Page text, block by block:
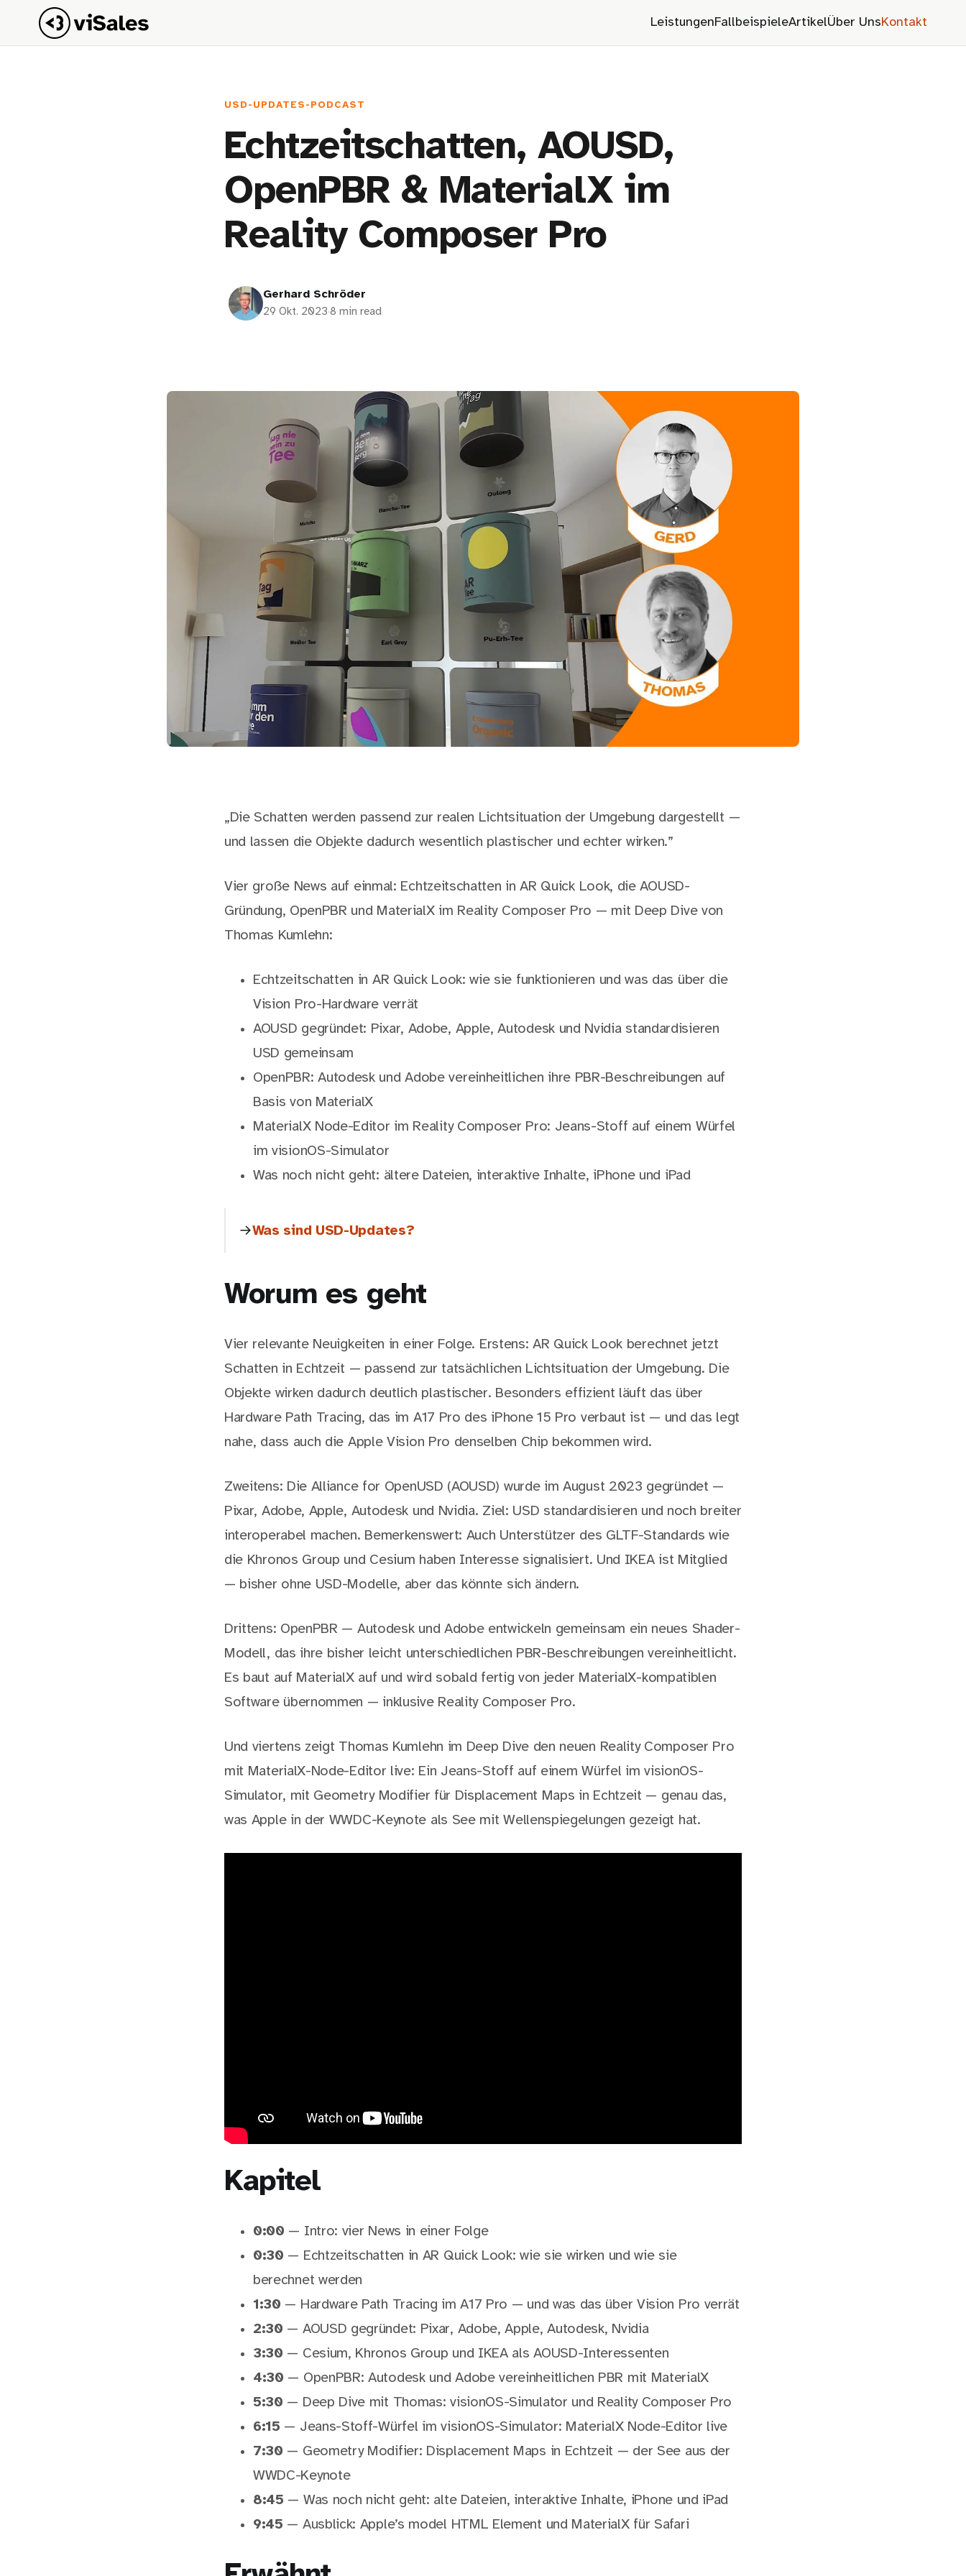
LeistungenFallbeispieleArtikelÜber UnsKontakt
USD-UPDATES-PODCAST
Echtzeitschatten, AOUSD,
OpenPBR & MaterialX im
Reality Composer Pro
Gerhard Schröder
29 Okt. 2023·8 min read
„Die Schatten werden passend zur realen Lichtsituation der Umgebung dargestellt —
und lassen die Objekte dadurch wesentlich plastischer und echter wirken.”
Vier große News auf einmal: Echtzeitschatten in AR Quick Look, die AOUSD-
Gründung, OpenPBR und MaterialX im Reality Composer Pro — mit Deep Dive von
Thomas Kumlehn:
Echtzeitschatten in AR Quick Look: wie sie funktionieren und was das über die
Vision Pro-Hardware verrät
AOUSD gegründet: Pixar, Adobe, Apple, Autodesk und Nvidia standardisieren
USD gemeinsam
OpenPBR: Autodesk und Adobe vereinheitlichen ihre PBR-Beschreibungen auf
Basis von MaterialX
MaterialX Node-Editor im Reality Composer Pro: Jeans-Stoff auf einem Würfel
im visionOS-Simulator
Was noch nicht geht: ältere Dateien, interaktive Inhalte, iPhone und iPad
Was sind USD-Updates?
Worum es geht
Vier relevante Neuigkeiten in einer Folge. Erstens: AR Quick Look berechnet jetzt
Schatten in Echtzeit — passend zur tatsächlichen Lichtsituation der Umgebung. Die
Objekte wirken dadurch deutlich plastischer. Besonders effizient läuft das über
Hardware Path Tracing, das im A17 Pro des iPhone 15 Pro verbaut ist — und das legt
nahe, dass auch die Apple Vision Pro denselben Chip bekommen wird.
Zweitens: Die Alliance for OpenUSD (AOUSD) wurde im August 2023 gegründet —
Pixar, Adobe, Apple, Autodesk und Nvidia. Ziel: USD standardisieren und noch breiter
interoperabel machen. Bemerkenswert: Auch Unterstützer des GLTF-Standards wie
die Khronos Group und Cesium haben Interesse signalisiert. Und IKEA ist Mitglied
— bisher ohne USD-Modelle, aber das könnte sich ändern.
Drittens: OpenPBR — Autodesk und Adobe entwickeln gemeinsam ein neues Shader-
Modell, das ihre bisher leicht unterschiedlichen PBR-Beschreibungen vereinheitlicht.
Es baut auf MaterialX auf und wird sobald fertig von jeder MaterialX-kompatiblen
Software übernommen — inklusive Reality Composer Pro.
Und viertens zeigt Thomas Kumlehn im Deep Dive den neuen Reality Composer Pro
mit MaterialX-Node-Editor live: Ein Jeans-Stoff auf einem Würfel im visionOS-
Simulator, mit Geometry Modifier für Displacement Maps in Echtzeit — genau das,
was Apple in der WWDC-Keynote als See mit Wellenspiegelungen gezeigt hat.
Kapitel
0:00 — Intro: vier News in einer Folge
0:30 — Echtzeitschatten in AR Quick Look: wie sie wirken und wie sie
berechnet werden
1:30 — Hardware Path Tracing im A17 Pro — und was das über Vision Pro verrät
2:30 — AOUSD gegründet: Pixar, Adobe, Apple, Autodesk, Nvidia
3:30 — Cesium, Khronos Group und IKEA als AOUSD-Interessenten
4:30 — OpenPBR: Autodesk und Adobe vereinheitlichen PBR mit MaterialX
5:30 — Deep Dive mit Thomas: visionOS-Simulator und Reality Composer Pro
6:15 — Jeans-Stoff-Würfel im visionOS-Simulator: MaterialX Node-Editor live
7:30 — Geometry Modifier: Displacement Maps in Echtzeit — der See aus der
WWDC-Keynote
8:45 — Was noch nicht geht: alte Dateien, interaktive Inhalte, iPhone und iPad
9:45 — Ausblick: Apple’s model HTML Element und MaterialX für Safari